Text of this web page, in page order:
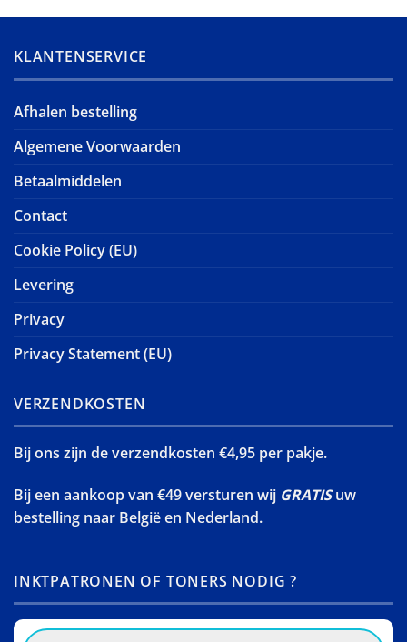
KLANTENSERVICE
Afhalen bestelling
Algemene Voorwaarden
Betaalmiddelen
Contact
Cookie Policy (EU)
Levering
Privacy
Privacy Statement (EU)
VERZENDKOSTEN
Bij ons zijn de verzendkosten €4,95 per pakje.
Bij een aankoop van €49 versturen wij GRATISuw
bestelling naar België en Nederland.
INKTPATRONEN OF TONERS NODIG ?
Products